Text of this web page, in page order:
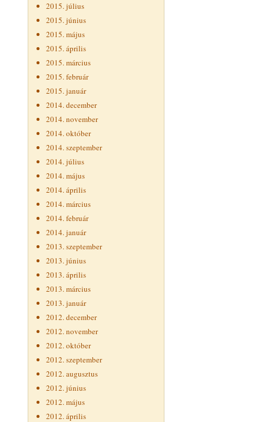
2015. július
2015. június
2015. május
2015. április
2015. március
2015. február
2015. január
2014. december
2014. november
2014. október
2014. szeptember
2014. július
2014. május
2014. április
2014. március
2014. február
2014. január
2013. szeptember
2013. június
2013. április
2013. március
2013. január
2012. december
2012. november
2012. október
2012. szeptember
2012. augusztus
2012. június
2012. május
2012. április